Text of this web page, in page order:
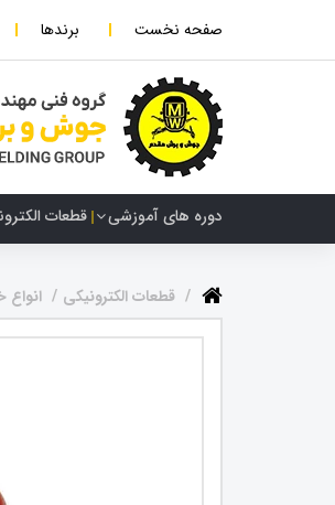
صفحه نخست برندها
دوره های آموزشی قطعات
قطعات الکترونیکی انواع